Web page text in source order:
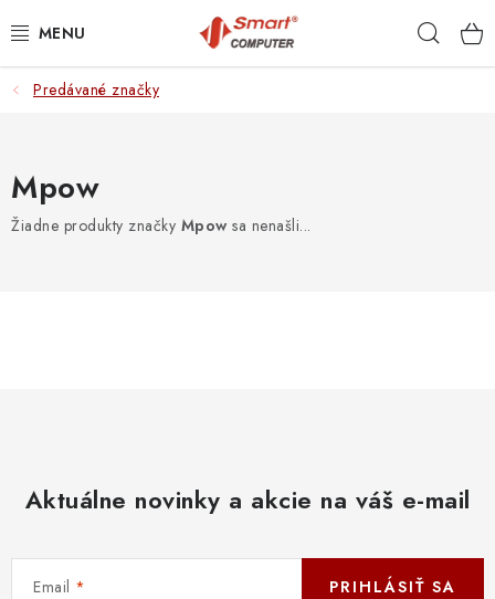
na
NOTEBOOKY
PC A KOMPONENTY
DOMÁCNOSŤ
: DOBRÁ CENA
Predávané značky
Mpow
Žiadne produkty značky Mpow sa nenašli...
Aktuálne novinky a akcie na váš e-mail
Email PRIHLÁSIŤ SA